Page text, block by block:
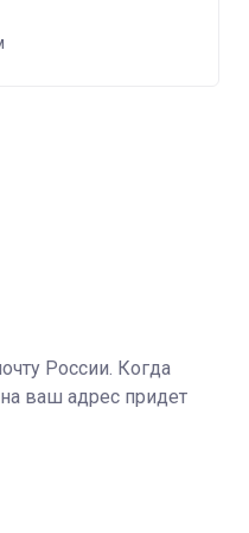
России. Когда
ваш адрес придет